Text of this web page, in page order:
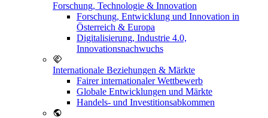
Forschung, Technologie & Innovation
Forschung, Entwicklung und Innovation in
Österreich & Europa
Digitalisierung, Industrie 4.0,
Innovationsnachwuchs
Internationale Beziehungen & Märkte
Fairer internationaler Wettbewerb
Globale Entwicklungen und Märkte
Handels- und Investitionsabkommen